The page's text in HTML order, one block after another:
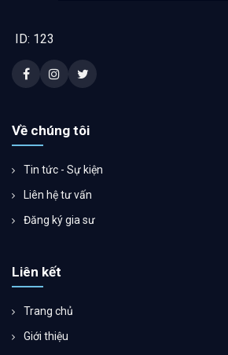
ID: 123
Về chúng tôi
Tin tức - Sự kiện
Liên hệ tư vấn
Đăng ký gia sư
Liên kết
Trang chủ
Giới thiệu